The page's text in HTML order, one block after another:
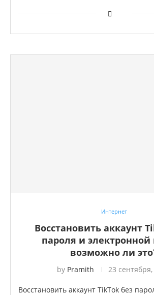
Интернет
Восстановить аккаунт
пароля и электронной
возможно ли
by Pramith 23
Восстановить аккаунт TikTok без